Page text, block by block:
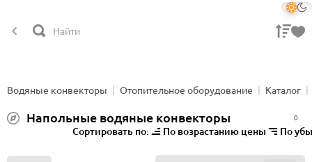
Напольные водяные конвекторы 0
Водяные конвекторы Отопительное оборудование Каталог
Сортировать по: По возрастанию цены По